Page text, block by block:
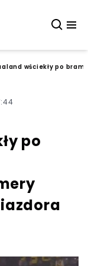
wściekły po
po